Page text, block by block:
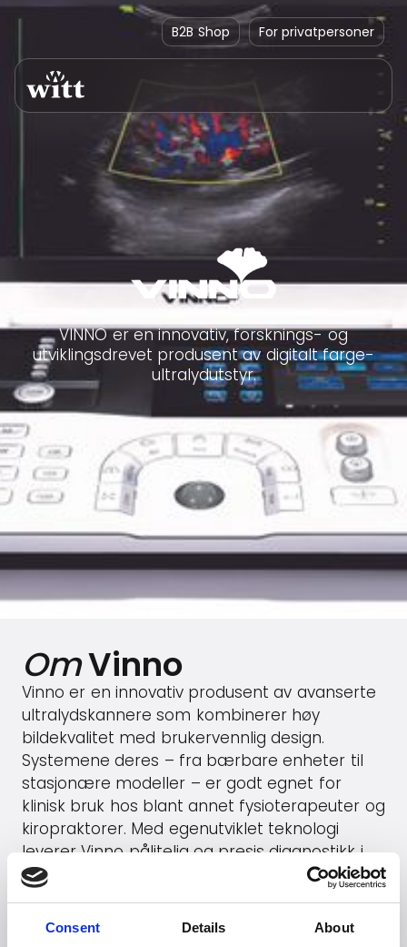
Consent Details About
B2B Shop For privatpersoner
VINNO er en innovativ, forsknings- og
utviklingsdrevet produsent av digitalt farge-
ultralydutstyr.
OmVinno
Vinno er en innovativ produsent av avanserte
ultralydskannere som kombinerer høy
bildekvalitet med brukervennlig design.
Systemene deres – fra bærbare enheter til
stasjonære modeller – er godt egnet for
klinisk bruk hos blant annet fysioterapeuter og
kiropraktorer. Med egenutviklet teknologi
leverer Vinno pålitelig og presis diagnostikk i
en kompakt og fleksibel løsning.
Vinno 's hjemmeside